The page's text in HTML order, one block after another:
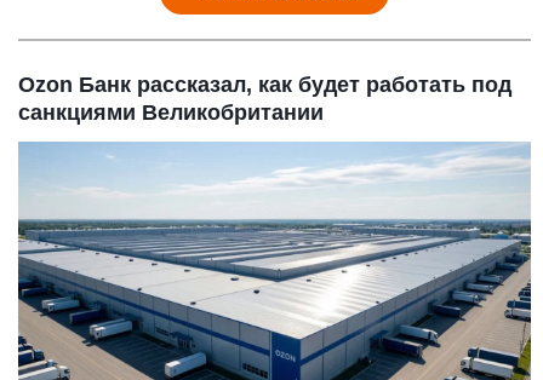
Ozon Банк рассказал, как будет работать под
санкциями Великобритании